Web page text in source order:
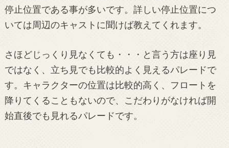
停止位置である事が多いです。詳しい停止位置につ
いては周辺のキャストに聞けば教えてくれます。
さほどじっくり見なくても・・・と言う方は座り見
ではなく、立ち見でも比較的よく見えるパレードで
す。キャラクターの位置は比較的高く、フロートを
降りてくることもないので、こだわりがなければ開
始直後でも見れるパレードです。